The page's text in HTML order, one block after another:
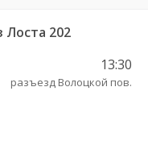
202
13:30
разъезд Волоцкой пов.